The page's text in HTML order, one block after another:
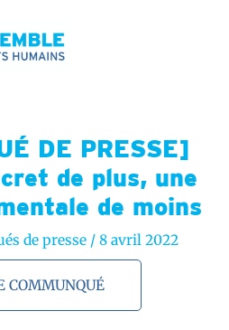
DE PRESSE]
de plus, une
de moins
de presse/ 8 avril 2022
COMMUNQUÉ